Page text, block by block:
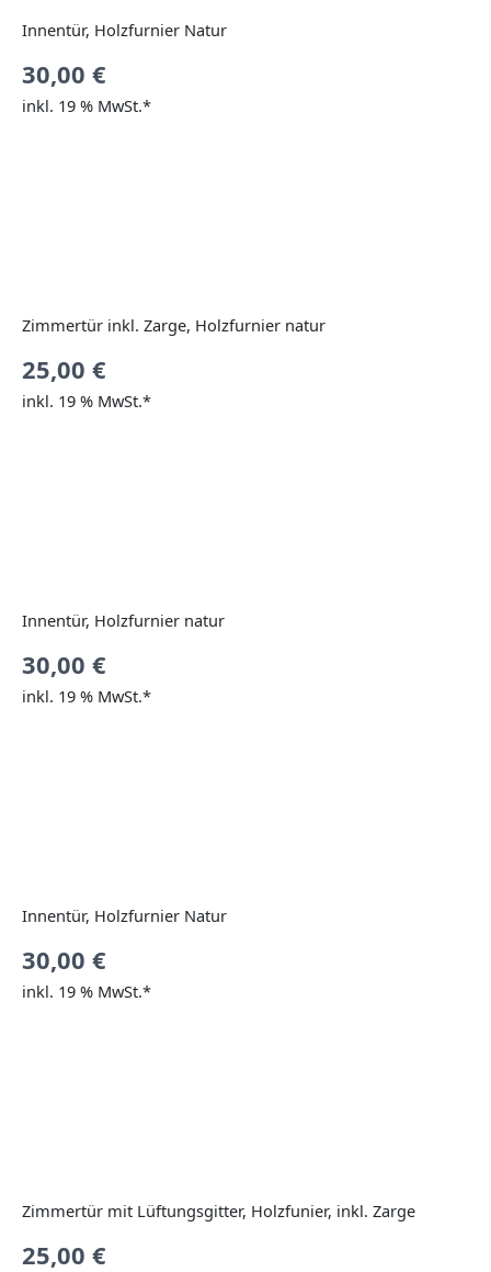
Innentür, Holzfurnier Natur
30,00 €
inkl. 19 % MwSt.*
Zimmertür inkl. Zarge, Holzfurnier natur
25,00 €
inkl. 19 % MwSt.*
Innentür, Holzfurnier natur
30,00 €
inkl. 19 % MwSt.*
Innentür, Holzfurnier Natur
30,00 €
inkl. 19 % MwSt.*
Zimmertür mit Lüftungsgitter, Holzfunier, inkl. Zarge
25,00 €